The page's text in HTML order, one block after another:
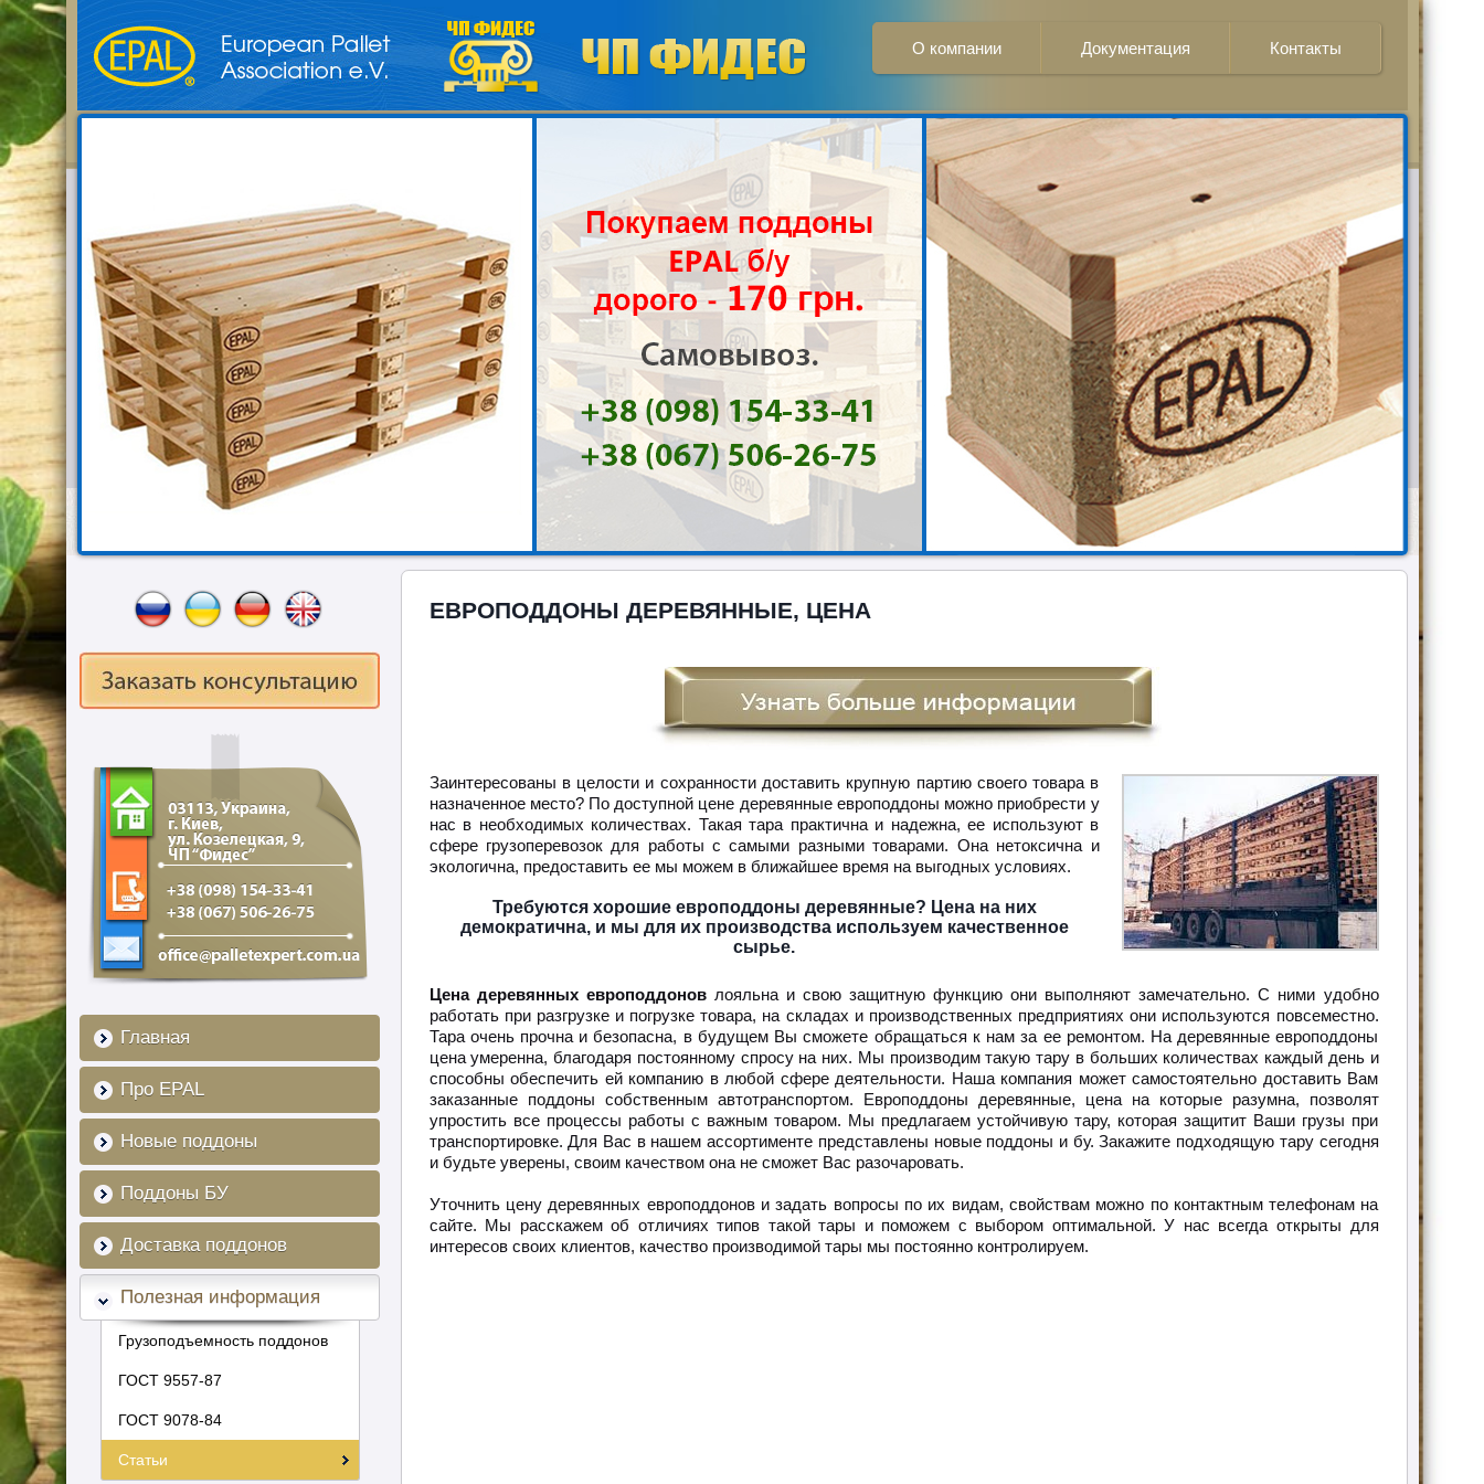
О компании Документация Контакты
Главная
Про EPAL
Новые поддоны
Поддоны БУ
Доставка поддонов
Полезная информация
Грузоподъемность поддонов
ГОСТ 9557-87
ГОСТ 9078-84
Статьи
ЕВРОПОДДОНЫ ДЕРЕВЯННЫЕ, ЦЕНА
Заинтересованы в целости и сохранности доставить крупную партию своего товара в
назначенное место? По доступной цене деревянные европоддоны можно приобрести у
нас в необходимых количествах. Такая тара практична и надежна, ее используют в
сфере грузоперевозок для работы с самыми разными товарами. Она нетоксична и
экологична, предоставить ее мы можем в ближайшее время на выгодных условиях.
Требуются хорошие европоддоны деревянные? Цена на них
демократична, и мы для их производства используем качественное
сырье.
Цена деревянных европоддоновлояльна и свою защитную функцию они выполняют замечательно. С ними удобно
работать при разгрузке и погрузке товара, на складах и производственных предприятиях они используются повсеместно.
Тара очень прочна и безопасна, в будущем Вы сможете обращаться к нам за ее ремонтом. На деревянные европоддоны
цена умеренна, благодаря постоянному спросу на них. Мы производим такую тару в больших количествах каждый день и
способны обеспечить ей компанию в любой сфере деятельности. Наша компания может самостоятельно доставить Вам
заказанные поддоны собственным автотранспортом. Европоддоны деревянные, цена на которые разумна, позволят
упростить все процессы работы с важным товаром. Мы предлагаем устойчивую тару, которая защитит Ваши грузы при
транспортировке. Для Вас в нашем ассортименте представлены новые поддоны и бу. Закажите подходящую тару сегодня
и будьте уверены, своим качеством она не сможет Вас разочаровать.
Уточнить цену деревянных европоддонов и задать вопросы по их видам, свойствам можно по контактным телефонам на
сайте. Мы расскажем об отличиях типов такой тары и поможем с выбором оптимальной. У нас всегда открыты для
интересов своих клиентов, качество производимой тары мы постоянно контролируем.